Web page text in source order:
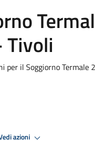
Tivoli
per il Soggiorno Termale
azioni